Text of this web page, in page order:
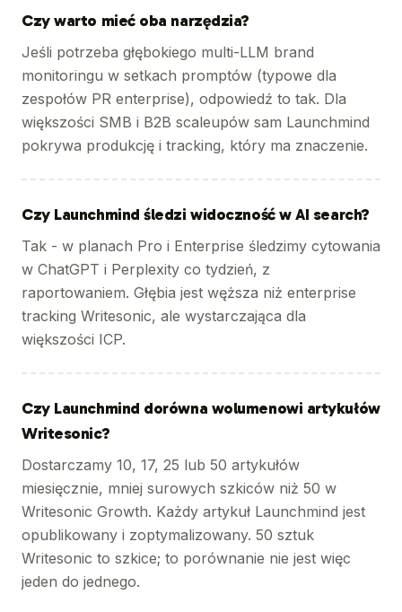
Czy warto mieć oba narzędzia?
Jeśli potrzeba głębokiego multi-LLM brand
monitoringu w setkach promptów (typowe dla
zespołów PR enterprise), odpowiedź to tak. Dla
większości SMB i B2B scaleupów sam Launchmind
pokrywa produkcję i tracking, który ma znaczenie.
Czy Launchmind śledzi widoczność w AI search?
Tak - w planach Pro i Enterprise śledzimy cytowania
w ChatGPT i Perplexity co tydzień, z
raportowaniem. Głębia jest węższa niż enterprise
tracking Writesonic, ale wystarczająca dla
większości ICP.
Czy Launchmind dorówna wolumenowi artykułów
Writesonic?
Dostarczamy 10, 17, 25 lub 50 artykułów
miesięcznie, mniej surowych szkiców niż 50 w
Writesonic Growth. Każdy artykuł Launchmind jest
opublikowany i zoptymalizowany. 50 sztuk
Writesonic to szkice; to porównanie nie jest więc
jeden do jednego.